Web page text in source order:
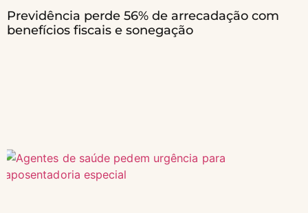
Previdência perde 56% de arrecadação com
benefícios fiscais e sonegação